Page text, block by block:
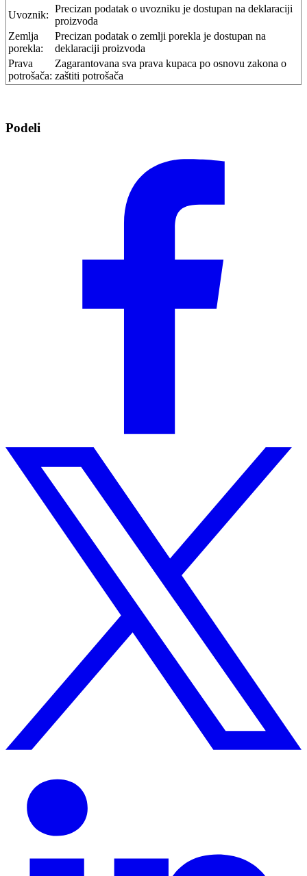
Uvoznik:
Precizan podatak o uvozniku je dostupan na deklaraciji
proizvoda
Zemlja
porekla:
Precizan podatak o zemlji porekla je dostupan na
deklaraciji proizvoda
Prava
potrošača:
Zagarantovana sva prava kupaca po osnovu zakona o
zaštiti potrošača
Podeli